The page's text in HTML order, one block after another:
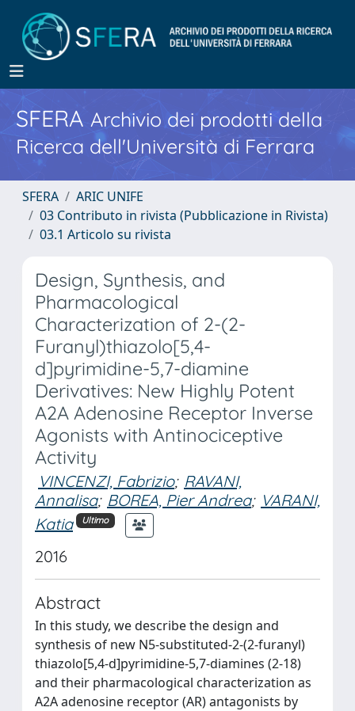
SFERA Archivio dei prodotti della
Ricerca dell'Università di Ferrara
SFERA
ARIC UNIFE
03 Contributo in rivista (Pubblicazione in Rivista)
03.1 Articolo su rivista
Design, Synthesis, and
Pharmacological
Characterization of 2-(2-
Furanyl)thiazolo[5,4-
d]pyrimidine-5,7-diamine
Derivatives: New Highly Potent
A2A Adenosine Receptor Inverse
Agonists with Antinociceptive
Activity
VINCENZI, Fabrizio; RAVANI,
Annalisa; BOREA, Pier Andrea; VARANI,
Katia
Ultimo
2016
Abstract
In this study, we describe the design and
synthesis of new N5-substituted-2-(2-furanyl)
thiazolo[5,4-d]pyrimidine-5,7-diamines (2-18)
and their pharmacological characterization as
A2A adenosine receptor (AR) antagonists by